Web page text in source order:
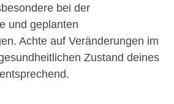
bei der
und geplanten
Achte auf Veränderungen im
Zustand deines